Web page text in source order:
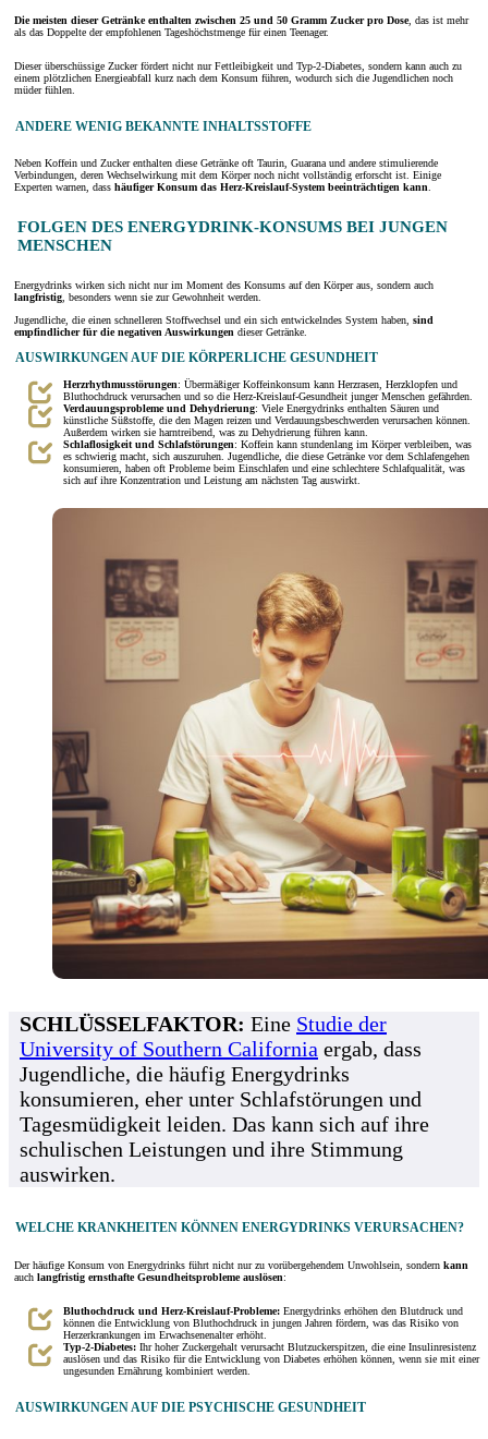
Die meisten dieser Getränke enthalten zwischen 25 und 50 Gramm Zucker pro Dose, das ist mehr
als das Doppelte der empfohlenen Tageshöchstmenge für einen Teenager.
Dieser überschüssige Zucker fördert nicht nur Fettleibigkeit und Typ-2-Diabetes, sondern kann auch zu
einem plötzlichen Energieabfall kurz nach dem Konsum führen, wodurch sich die Jugendlichen noch
müder fühlen.
ANDERE WENIG BEKANNTE INHALTSSTOFFE
Neben Koffein und Zucker enthalten diese Getränke oft Taurin, Guarana und andere stimulierende
Verbindungen, deren Wechselwirkung mit dem Körper noch nicht vollständig erforscht ist. Einige
Experten warnen, dass häufiger Konsum das Herz-Kreislauf-System beeinträchtigen kann.
FOLGEN DES ENERGYDRINK-KONSUMS BEI JUNGEN
MENSCHEN
Energydrinks wirken sich nicht nur im Moment des Konsums auf den Körper aus, sondern auch
langfristig, besonders wenn sie zur Gewohnheit werden.
Jugendliche, die einen schnelleren Stoffwechsel und ein sich entwickelndes System haben, sind
empfindlicher für die negativen Auswirkungen dieser Getränke.
AUSWIRKUNGEN AUF DIE KÖRPERLICHE GESUNDHEIT
Herzrhythmusstörungen: Übermäßiger Koffeinkonsum kann Herzrasen, Herzklopfen und
Bluthochdruck verursachen und so die Herz-Kreislauf-Gesundheit junger Menschen gefährden.
Verdauungsprobleme und Dehydrierung: Viele Energydrinks enthalten Säuren und
künstliche Süßstoffe, die den Magen reizen und Verdauungsbeschwerden verursachen können.
Außerdem wirken sie harntreibend, was zu Dehydrierung führen kann.
Schlaflosigkeit und Schlafstörungen: Koffein kann stundenlang im Körper verbleiben, was
es schwierig macht, sich auszuruhen. Jugendliche, die diese Getränke vor dem Schlafengehen
konsumieren, haben oft Probleme beim Einschlafen und eine schlechtere Schlafqualität, was
sich auf ihre Konzentration und Leistung am nächsten Tag auswirkt.
SCHLÜSSELFAKTOR: Eine Studie der
University of Southern California ergab, dass
Jugendliche, die häufig Energydrinks
konsumieren, eher unter Schlafstörungen und
Tagesmüdigkeit leiden. Das kann sich auf ihre
schulischen Leistungen und ihre Stimmung
auswirken.
WELCHE KRANKHEITEN KÖNNEN ENERGYDRINKS VERURSACHEN?
Der häufige Konsum von Energydrinks führt nicht nur zu vorübergehendem Unwohlsein, sondern kann
auch langfristig ernsthafte Gesundheitsprobleme auslösen:
Bluthochdruck und Herz-Kreislauf-Probleme: Energydrinks erhöhen den Blutdruck und
können die Entwicklung von Bluthochdruck in jungen Jahren fördern, was das Risiko von
Herzerkrankungen im Erwachsenenalter erhöht.
Typ-2-Diabetes: Ihr hoher Zuckergehalt verursacht Blutzuckerspitzen, die eine Insulinresistenz
auslösen und das Risiko für die Entwicklung von Diabetes erhöhen können, wenn sie mit einer
ungesunden Ernährung kombiniert werden.
AUSWIRKUNGEN AUF DIE PSYCHISCHE GESUNDHEIT